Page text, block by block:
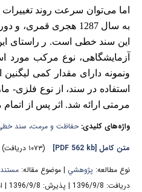
اما می‌توان سرعت روند
به سال 1287 هجری
این سند خطی است. ر راستای این
آزمایشگاهی، نوع مرکب
استفاده در سند، از نوع
مرمتی ارائه شد. اثر پس از
واژه‌های کلیدی:حفاظت و مرمت، سند
متن کامل [PDF 562 kb]
(۱۰۷۳ دریافت)
نوع مطالعه: پژوهشي | موضوع مقاله:
دریافت: 1396/9/8 | پذیرش: 1396/9/8 | انتشار: 1396/9/8